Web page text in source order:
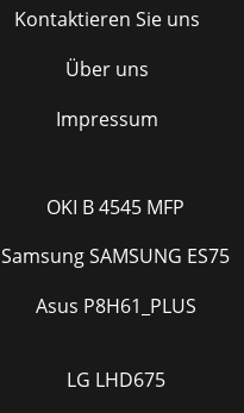
Kontaktieren Sie uns
Über uns
Impressum
OKI B 4545 MFP
Samsung SAMSUNG ES75
Asus P8H61_PLUS
LG LHD675